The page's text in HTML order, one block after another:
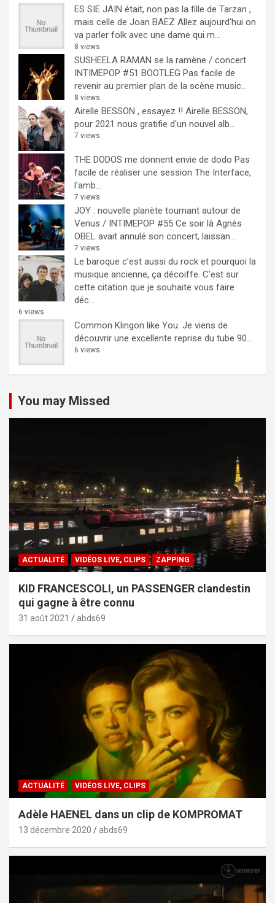
ES SIE JAIN était, non pas la fille de Tarzan ,
mais celle de Joan BAEZ Allez aujourd'hui on
va parler folk avec une dame qui m...
8 views
SUSHEELA RAMAN se la ramène / concert
INTIMEPOP #51 BOOTLEG Pas facile de
revenir au premier plan de la scène music...
8 views
Airelle BESSON , essayez !! Airelle BESSON,
pour 2021 nous gratifie d'un nouvel alb...
7 views
THE DODOS me donnent envie de dodo Pas
facile de réaliser une session The Interface,
l'amb...
7 views
JOY : nouvelle planète tournant autour de
Venus / INTIMEPOP #55 Ce soir là Agnès
OBEL avait annulé son concert, laissan...
7 views
Le baroque c’est aussi du rock et pourquoi la
musique ancienne, ça décoiffe. C'est sur
cette citation que je souhaite vous faire
déc...
6 views
Common Klingon like You. Je viens de
découvrir une excellente reprise du tube 90...
6 views
You may Missed
ACTUALITÉ VIDÉOS LIVE, CLIPS ZAPPING
KID FRANCESCOLI, un PASSENGER clandestin
qui gagne à être connu
31 août 2021 abds69
ACTUALITÉ VIDÉOS LIVE, CLIPS
Adèle HAENEL dans un clip de KOMPROMAT
13 décembre 2020 abds69